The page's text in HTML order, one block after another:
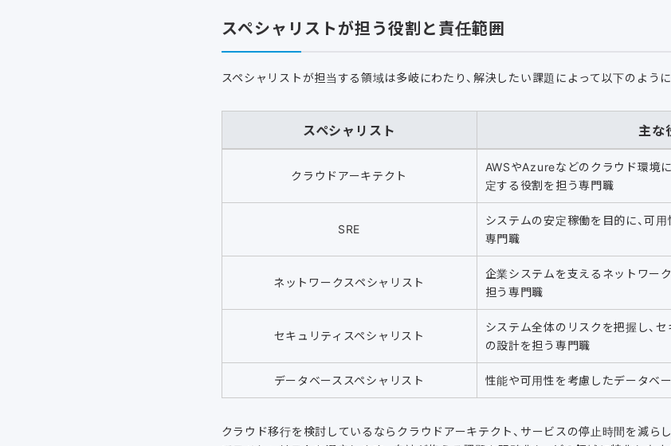
スペシャリストが担う役割と責任範囲
スペシャリストが担当する領域は多岐にわたり、解決したい課題によって以下のよう
スペシャリスト 主な
クラウドアーキテクト
AWSやAzureなどのクラウド環境
定する役割を担う専門職
SRE
システムの安定稼働を目的に、可用
専門職
ネットワークスペシャリスト
企業システムを支えるネットワー
担う専門職
セキュリティスペシャリスト
システム全体のリスクを把握し、
の設計を担う専門職
データベーススペシャリスト 性能や可用性を考慮したデータベ
クラウド移行を検討しているならクラウドアーキテクト、サービスの停止時間を減ら